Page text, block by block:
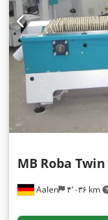
Aalen ۴٬۰۳۶ km
MB Roba